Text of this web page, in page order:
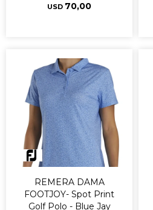
USD 70,00
REMERA DAMA
FOOTJOY- Spot Print
Golf Polo - Blue Jay